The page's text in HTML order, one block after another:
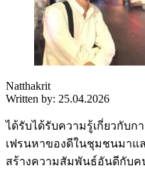
Natthakrit
Written by: 25.04.2026
ได้รับได้รับความรู้เกี่ยวกับ
เฟรนหาของดีในชุมชนมาแล
สร้างความสัมพันธ์อันดีกับ